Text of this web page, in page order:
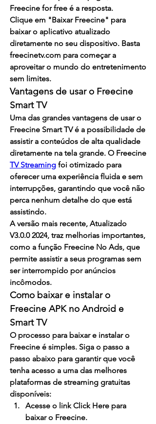
Freecine for free é a resposta.
Clique em "Baixar Freecine" para
baixar o aplicativo atualizado
freecinetv.com para começar a
aproveitar o mundo do entretenimento
sem limites.
Vantagens de usar o Freecine
Smart TV
Freecine Smart TV é a possibilidade de
assistir a conteúdos de alta qualidade
diretamente na tela grande. O
TV Streaming foi otimizado para
oferecer uma experiência fluida e sem
interrupções, garantindo que você não
perca nenhum detalhe do que está
assistindo.
A versão mais recente, Atualizado
V3.0.0 2024, traz melhorias importantes,
como a função Freecine No Ads, que
permite assistir a seus programas sem
ser interrompido por anúncios
incômodos.
Freecine APK no Android e
Smart TV
O processo para baixar e instalar o
Freecine é simples. Siga o passo a
passo abaixo para garantir que você
tenha acesso a uma das melhores
plataformas de streaming gratuitas
disponíveis:
Acesse o link Click Here para
baixar o Freecine.